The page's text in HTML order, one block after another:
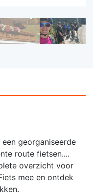
georganiseerde
route fietsen....
overzicht voor
mee en ontdek